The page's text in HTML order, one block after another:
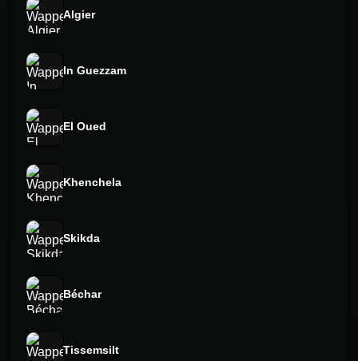
Algier
In Guezzam
El Oued
Khenchela
Skikda
Béchar
Tissemsilt